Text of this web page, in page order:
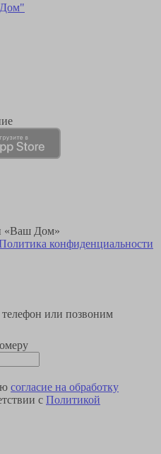
«Ваш Дом»
конфиденциальности
или позвоним
согласие на обработку
с Политикой